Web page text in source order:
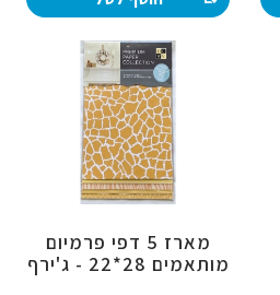
מארז 5 דפי פרמיום
מותאמים 28*22 - ג'ירף